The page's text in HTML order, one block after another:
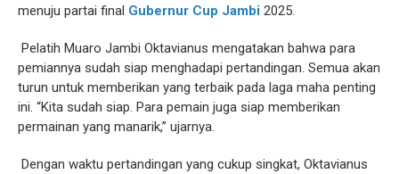
menuju partai final Gubernur Cup Jambi 2025.
Pelatih Muaro Jambi Oktavianus mengatakan bahwa para
pemiannya sudah siap menghadapi pertandingan. Semua akan
turun untuk memberikan yang terbaik pada laga maha penting
ini. “Kita sudah siap. Para pemain juga siap memberikan
permainan yang manarik,” ujarnya.
Dengan waktu pertandingan yang cukup singkat, Oktavianus